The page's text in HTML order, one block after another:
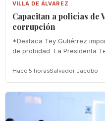
VILLA DE ÁLVAREZ
‎Capacitan a policías de
corrupción
‎*Destaca Tey Gutiérrez
de probidad ‎ La Presidenta
Hace 5 horasSalvador Jacobo